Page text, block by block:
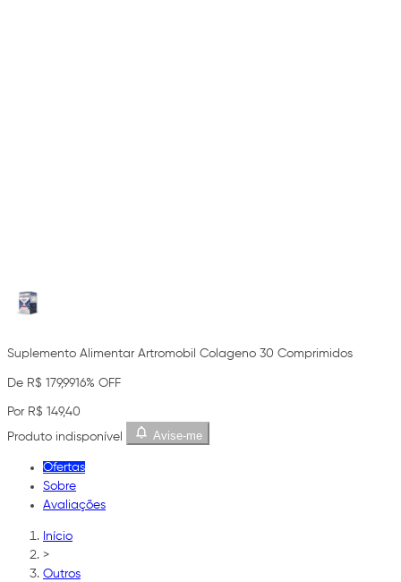
Suplemento Alimentar Artromobil Colageno 30 Comprimidos
De R$ 179,9916% OFF
Por R$ 149,40
Produto indisponível
Avise-me
Ofertas
Sobre
Avaliações
Início
>
Outros